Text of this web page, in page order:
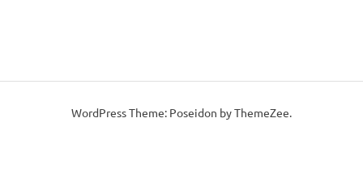
WordPress Theme: Poseidon by ThemeZee.